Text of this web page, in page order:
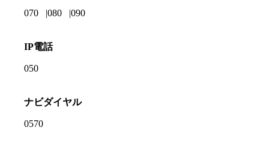
070 080 090
IP電話
050
ナビダイヤル
0570